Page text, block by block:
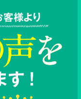
様より